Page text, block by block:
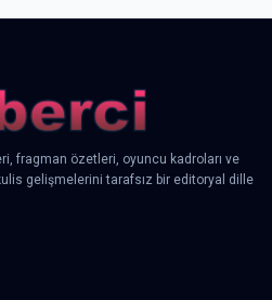
fragman özetleri, oyuncu kadroları ve
gelişmelerini tarafsız bir editoryal dille